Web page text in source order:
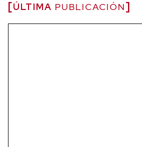
ÚLTIMA PUBLICACIÓN